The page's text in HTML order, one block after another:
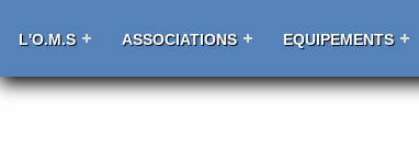
L'O.M.S ASSOCIATIONS EQUIPEMENTS